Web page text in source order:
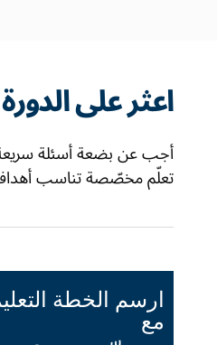
اعثر على
أجب عن بضعة أسئلة
تعلّم مخصّصة تناسب